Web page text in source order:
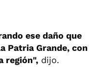
ese daño que
Patria Grande, con
región", dijo.